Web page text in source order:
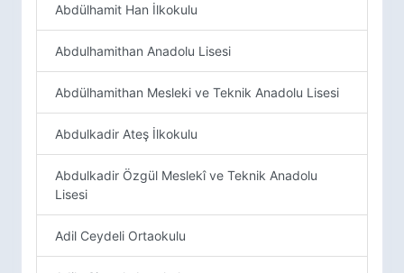
Abdülhamit Han İlkokulu
Abdulhamithan Anadolu Lisesi
Abdülhamithan Mesleki ve Teknik Anadolu Lisesi
Abdulkadir Ateş İlkokulu
Abdulkadir Özgül Meslekî ve Teknik Anadolu
Lisesi
Adil Ceydeli Ortaokulu